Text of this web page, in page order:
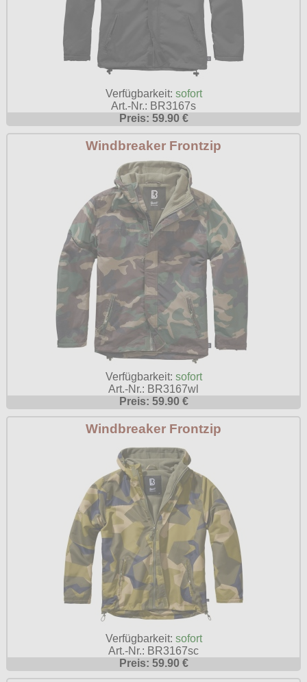
Verfügbarkeit: sofort
Art.-Nr.: BR3167s
Preis: 59.90 €
Windbreaker Frontzip
Verfügbarkeit: sofort
Art.-Nr.: BR3167wl
Preis: 59.90 €
Windbreaker Frontzip
Verfügbarkeit: sofort
Art.-Nr.: BR3167sc
Preis: 59.90 €